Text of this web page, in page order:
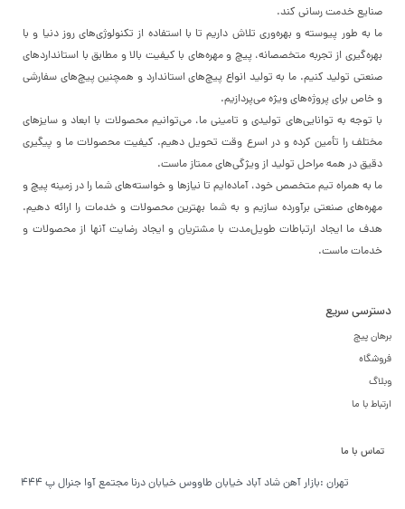
صنایع خدمت رسانی کند.
ما به طور پیوسته و بهره‌وری تلاش داریم تا با استفاده از تکنولوژی‌های روز دنیا و با
بهره‌گیری از تجربه متخصصانه، پیچ و مهره‌های با کیفیت بالا و مطابق با استانداردهای
صنعتی تولید کنیم. ما به تولید انواع پیچ‌های استاندارد و همچنین پیچ‌های سفارشی
و خاص برای پروژه‌های ویژه می‌پردازیم.
با توجه به توانایی‌های تولیدی و تامینی ما، می‌توانیم محصولات با ابعاد و سایزهای
مختلف را تأمین کرده و در اسرع وقت تحویل دهیم. کیفیت محصولات ما و پیگیری
دقیق در همه مراحل تولید از ویژگی‌های ممتاز ماست.
ما به همراه تیم متخصص خود، آماده‌ایم تا نیازها و خواسته‌های شما را در زمینه پیچ و
مهره‌های صنعتی برآورده سازیم و به شما بهترین محصولات و خدمات را ارائه دهیم.
هدف ما ایجاد ارتباطات طویل‌مدت با مشتریان و ایجاد رضایت آنها از محصولات و
خدمات ماست.
دسترسی سریع
برهان پیچ
فروشگاه
وبلاگ
ارتباط با ما
تماس با ما
تهران :بازار آهن شاد آباد خیابان طاووس خیابان درنا مجتمع آوا جنرال پ 444